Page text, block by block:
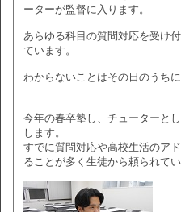
ーターが監督に入ります。
あらゆる科目の質問対応を受け
ています。
わからないことはその日のうち
今年の春卒塾し、チューターと
します。
すでに質問対応や高校生活のア
ることが多く生徒から頼られてい